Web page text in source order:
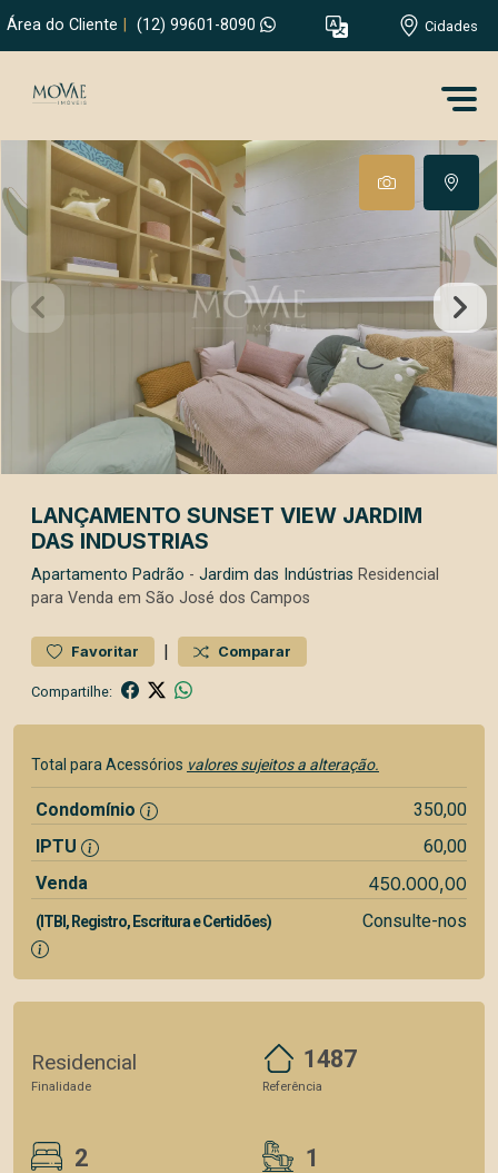
Área do Cliente (12) 99601-8090 Cidades
LANÇAMENTO SUNSET VIEW JARDIM
DAS INDUSTRIAS
Apartamento Padrão - Jardim das Indústrias Residencial
para Venda em São José dos Campos
Favoritar | Comparar
Compartilhe:
Total para Acessórios valores sujeitos a alteração.
Condomínio
350,00
IPTU
60,00
Venda
450.000,00
(ITBI, Registro, Escritura e Certidões) Consulte-nos
Residencial
Finalidade
1487
Referência
2 1